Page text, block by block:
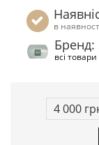
в
Бренд:
всі
4 000